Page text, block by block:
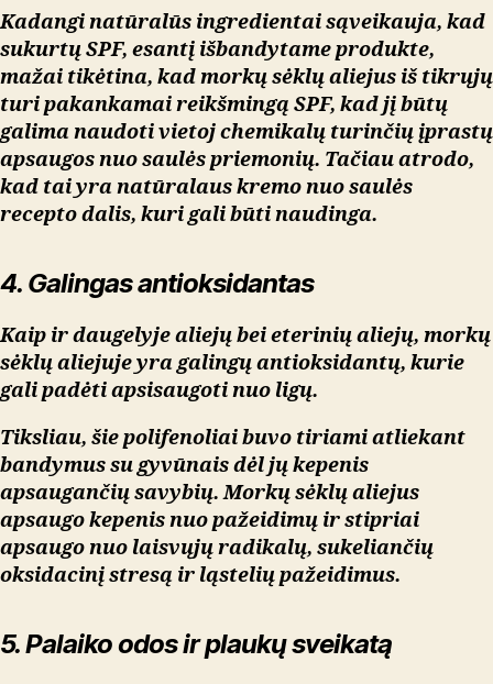
Kadangi natūralūs ingredientai sąveikauja, kad
sukurtų SPF, esantį išbandytame produkte,
mažai tikėtina, kad morkų sėklų aliejus iš tikrųjų
turi pakankamai reikšmingą SPF, kad jį būtų
galima naudoti vietoj chemikalų turinčių įprastų
apsaugos nuo saulės priemonių. Tačiau atrodo,
kad tai yra natūralaus kremo nuo saulės
recepto dalis, kuri gali būti naudinga.
4. Galingas antioksidantas
Kaip ir daugelyje aliejų bei eterinių aliejų, morkų
sėklų aliejuje yra galingų antioksidantų, kurie
gali padėti apsisaugoti nuo ligų.
Tiksliau, šie polifenoliai buvo tiriami atliekant
bandymus su gyvūnais dėl jų kepenis
apsaugančių savybių. Morkų sėklų aliejus
apsaugo kepenis nuo pažeidimų ir stipriai
apsaugo nuo laisvųjų radikalų, sukeliančių
oksidacinį stresą ir ląstelių pažeidimus.
5. Palaiko odos ir plaukų sveikatą